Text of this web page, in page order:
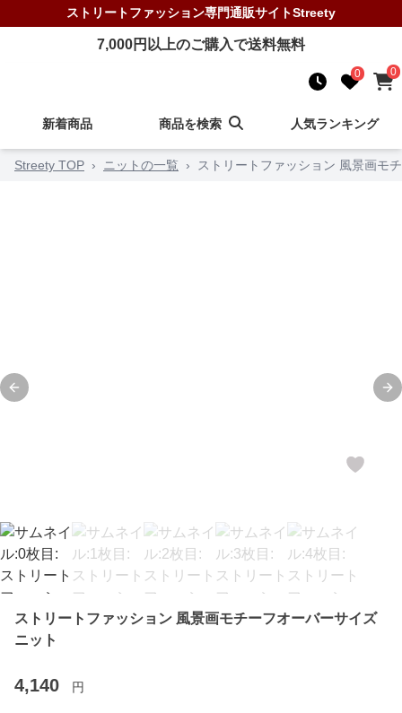
ストリートファッション専門通販サイトStreety
7,000円以上のご購入で送料無料
0 0
新着商品 商品を検索 人気ランキング
Streety TOP › ニットの一覧 › ストリートファッション 風景画モ
Previous slide
ストリートファッション 風景画モチーフオーバーサイズ
ニット
4,140 円